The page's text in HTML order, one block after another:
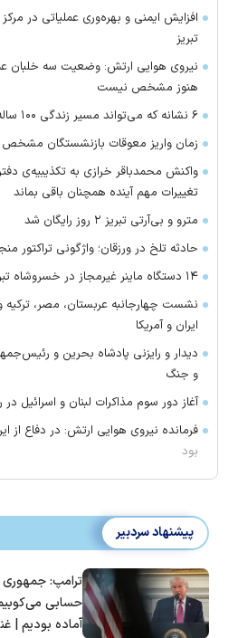
افزایش ایمنی و بهره‌وری عملیاتی در
تبریز
نیروی هوایی ارتش: وضعیت سه خلبان
هنوز مشخص نیست
۶ نشانه که می‌تواند مسیر زندگی ۱۰۰ ساله را هموار کند
زمان واریز معوقات بازنشستگان
واکنش محمدباقر خرازی به تکذیبیه‌ی
تغییرات مهم آینده همچنان باقی بماند
مترو و بی‌آرتی تبریز ۲ روز رایگان شد
حادثه تلخ در ورزقان؛ واژگونی تراکتور
۱۴ دستگاه ماینر غیرمجاز در خسروشاه تبریز کشف و توقیف شد
نشست چهارجانبه عربستان، مصر، ترکیه
ایران و آمریکا
دیدار و رایزنی پادشاه بحرین و
و جنگ
آغاز دور سوم مذاکرات لبنان و اسرائیل در
فرمانده نیروی هوایی ارتش: در دفاع از
بود
پیشنهاد سردبیر
ترامپ:
حسابی
آماده بودیم |